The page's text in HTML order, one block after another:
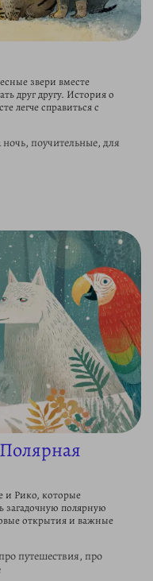
звери вместе
друг другу. История о
легче справиться с
поучительные, для
и Рико, которые
загадочную полярную
открытия и важные
путешествия, про